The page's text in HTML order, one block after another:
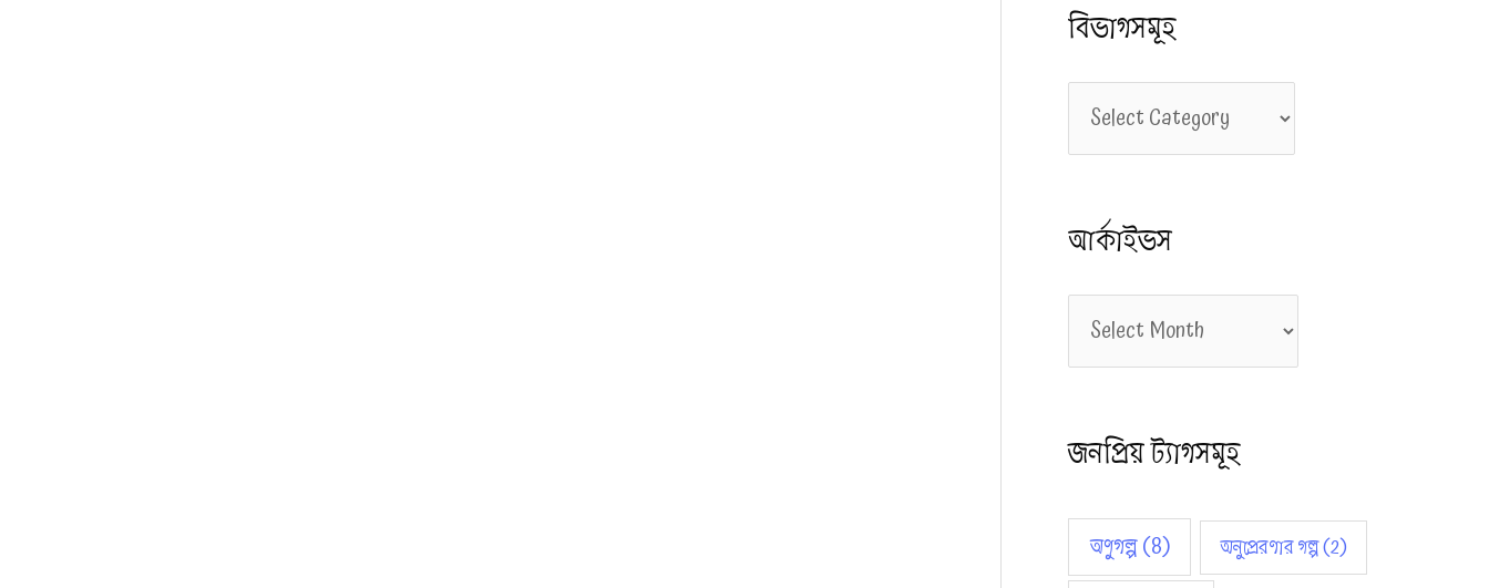
বিভাগসমূহ
ভা
স
আর্কাইভস
র্কা
ভ
জনপ্রিয় ট্যাগসমূহ
অণুগল্প(8) অনুপ্রেরণার গল্প(2)